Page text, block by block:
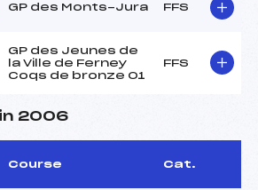
GP des Monts-Jura FFS
GP des Jeunes de
la Ville de Ferney
Coqs de bronze 01
FFS
2006
Course Cat.